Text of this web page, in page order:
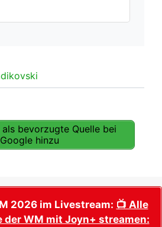
als bevorzugte Quelle bei
Google hinzu
2026 im Livestream: 📺 Alle
der WM mit Joyn+ streamen: